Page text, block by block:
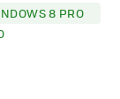
8 PRO